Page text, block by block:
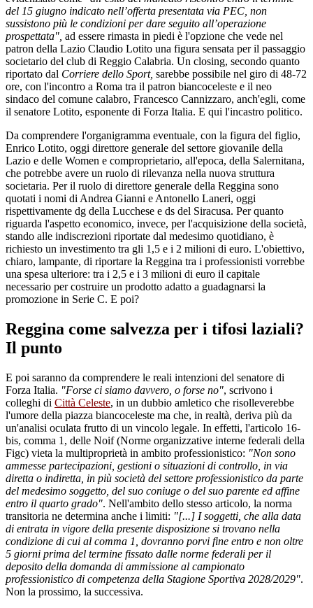
del 15 giugno indicato nell’offerta presentata via PEC, non
sussistono più le condizioni per dare seguito all’operazione
prospettata", ad essere rimasta in piedi è l'opzione che vede nel
patron della Lazio Claudio Lotito una figura sensata per il passaggio
societario del club di Reggio Calabria. Un closing, secondo quanto
riportato dal Corriere dello Sport, sarebbe possibile nel giro di 48-72
ore, con l'incontro a Roma tra il patron biancoceleste e il neo
sindaco del comune calabro, Francesco Cannizzaro, anch'egli, come
il senatore Lotito, esponente di Forza Italia. E qui l'incastro politico.
Da comprendere l'organigramma eventuale, con la figura del figlio,
Enrico Lotito, oggi direttore generale del settore giovanile della
Lazio e delle Women e comproprietario, all'epoca, della Salernitana,
che potrebbe avere un ruolo di rilevanza nella nuova struttura
societaria. Per il ruolo di direttore generale della Reggina sono
quotati i nomi di Andrea Gianni e Antonello Laneri, oggi
rispettivamente dg della Lucchese e ds del Siracusa. Per quanto
riguarda l'aspetto economico, invece, per l'acquisizione della società,
stando alle indiscrezioni riportate dal medesimo quotidiano, è
richiesto un investimento tra gli 1,5 e i 2 milioni di euro. L'obiettivo,
chiaro, lampante, di riportare la Reggina tra i professionisti vorrebbe
una spesa ulteriore: tra i 2,5 e i 3 milioni di euro il capitale
necessario per costruire un prodotto adatto a guadagnarsi la
promozione in Serie C. E poi?
Reggina come salvezza per i tifosi laziali?
Il punto
E poi saranno da comprendere le reali intenzioni del senatore di
Forza Italia. "Forse ci siamo davvero, o forse no", scrivono i
colleghi di Città Celeste, in un dubbio amletico che risolleverebbe
l'umore della piazza biancoceleste ma che, in realtà, deriva più da
un'analisi oculata frutto di un vincolo legale. In effetti, l'articolo 16-
bis, comma 1, delle Noif (Norme organizzative interne federali della
Figc) vieta la multiproprietà in ambito professionistico: "Non sono
ammesse partecipazioni, gestioni o situazioni di controllo, in via
diretta o indiretta, in più società del settore professionistico da parte
del medesimo soggetto, del suo coniuge o del suo parente ed affine
entro il quarto grado". Nell'ambito dello stesso articolo, la norma
transitoria ne determina anche i limiti: "[...] I soggetti, che alla data
di entrata in vigore della presente disposizione si trovano nella
condizione di cui al comma 1, dovranno porvi fine entro e non oltre
5 giorni prima del termine fissato dalle norme federali per il
deposito della domanda di ammissione al campionato
professionistico di competenza della Stagione Sportiva 2028/2029".
Non la prossimo, la successiva.